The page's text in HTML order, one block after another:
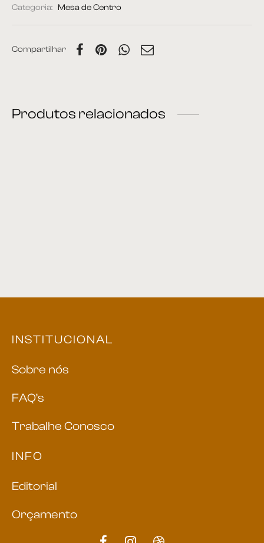
Categoria: Mesa de Centro
Compartilhar
Produtos relacionados
INSTITUCIONAL
Sobre nós
FAQ’s
Trabalhe Conosco
INFO
Editorial
Orçamento